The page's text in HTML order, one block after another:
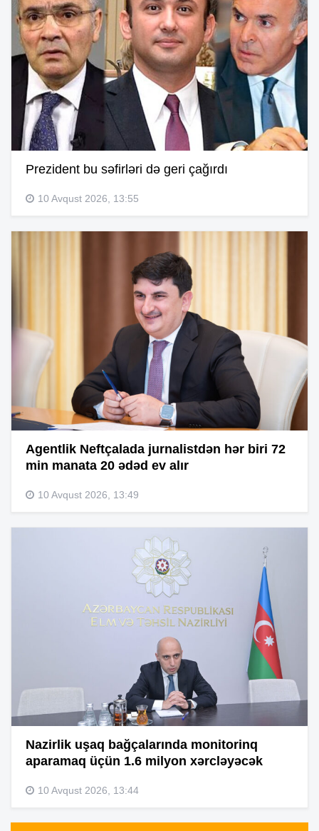
Prezident bu səfirləri də geri çağırdı
10 Avqust 2026, 13:55
Agentlik Neftçalada jurnalistdən hər biri 72
min manata 20 ədəd ev alır
10 Avqust 2026, 13:49
Nazirlik uşaq bağçalarında monitorinq
aparamaq üçün 1.6 milyon xərcləyəcək
10 Avqust 2026, 13:44